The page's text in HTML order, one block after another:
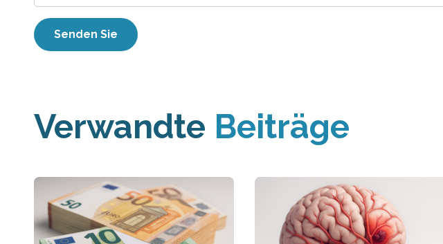
Verwandte Beiträge